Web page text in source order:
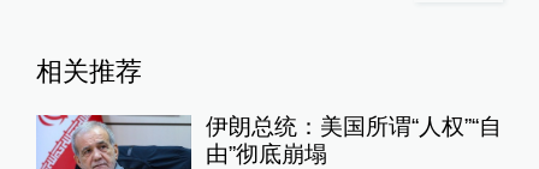
相关推荐
伊朗总统：美国所谓“人权”“自
由”彻底崩塌